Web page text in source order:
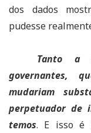
dos dados
pudesse
Tanto a
governantes,
mudariam
perpetuador de
temos. E isso é